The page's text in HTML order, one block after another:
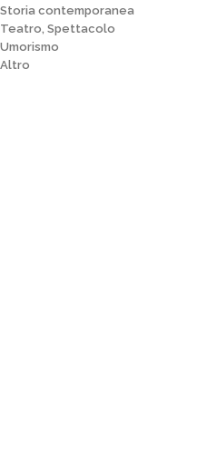
Storia contemporanea
Teatro, Spettacolo
Umorismo
Altro